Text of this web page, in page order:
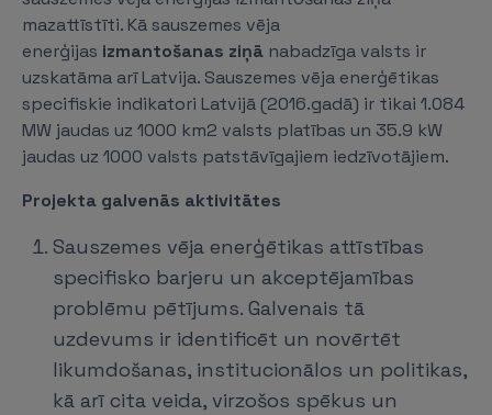
mazattīstīti. Kā sauszemes vēja
enerģijas izmantošanas ziņā nabadzīga valsts ir
uzskatāma arī Latvija. Sauszemes vēja enerģētikas
specifiskie indikatori Latvijā (2016.gadā) ir tikai 1.084
MW jaudas uz 1000 km2 valsts platības un 35.9 kW
jaudas uz 1000 valsts patstāvīgajiem iedzīvotājiem.
Projekta galvenās aktivitātes
Sauszemes vēja enerģētikas attīstības
specifisko barjeru un akceptējamības
problēmu pētījums. Galvenais tā
uzdevums ir identificēt un novērtēt
likumdošanas, institucionālos un politikas,
kā arī cita veida, virzošos spēkus un